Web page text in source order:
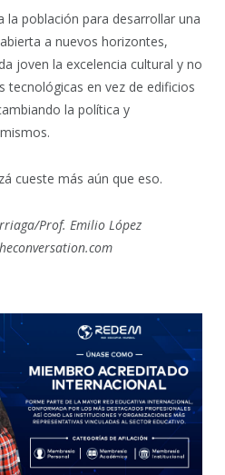
la población para desarrollar una
a nuevos horizontes,
joven la excelencia cultural y no
tecnológicas en vez de edificios
la política y
cueste más aún que eso.
Prof. Emilio López